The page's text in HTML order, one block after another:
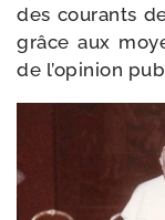
des cou­rants
grâce aux
de l’opinion